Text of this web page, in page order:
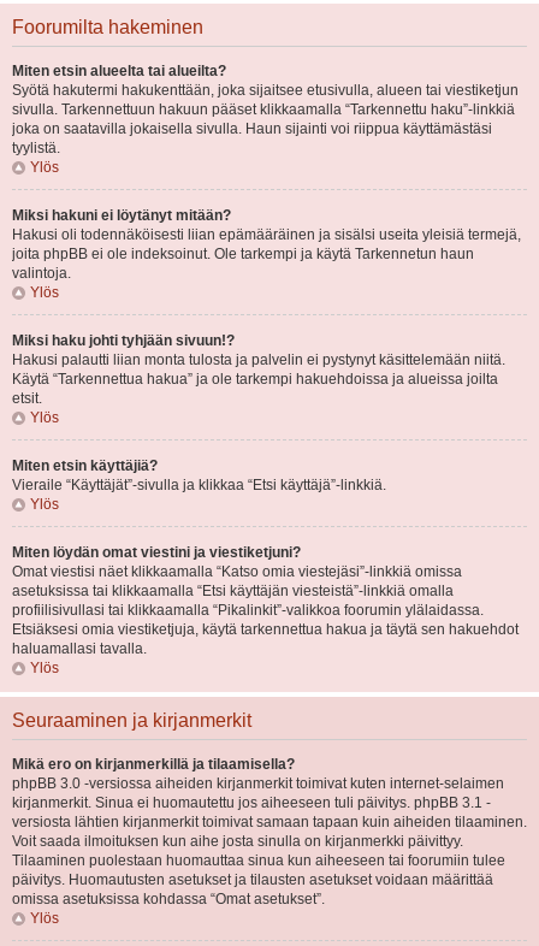
Foorumilta hakeminen
Miten etsin alueelta tai alueilta?
Syötä hakutermi hakukenttään, joka sijaitsee etusivulla, alueen tai viestiketjun
sivulla. Tarkennettuun hakuun pääset klikkaamalla “Tarkennettu haku”-linkkiä
joka on saatavilla jokaisella sivulla. Haun sijainti voi riippua käyttämästäsi
tyylistä.
Ylös
Miksi hakuni ei löytänyt mitään?
Hakusi oli todennäköisesti liian epämääräinen ja sisälsi useita yleisiä termejä,
joita phpBB ei ole indeksoinut. Ole tarkempi ja käytä Tarkennetun haun
valintoja.
Ylös
Miksi haku johti tyhjään sivuun!?
Hakusi palautti liian monta tulosta ja palvelin ei pystynyt käsittelemään niitä.
Käytä “Tarkennettua hakua” ja ole tarkempi hakuehdoissa ja alueissa joilta
etsit.
Ylös
Miten etsin käyttäjiä?
Vieraile “Käyttäjät”-sivulla ja klikkaa “Etsi käyttäjä”-linkkiä.
Ylös
Miten löydän omat viestini ja viestiketjuni?
Omat viestisi näet klikkaamalla “Katso omia viestejäsi”-linkkiä omissa
asetuksissa tai klikkaamalla “Etsi käyttäjän viesteistä”-linkkiä omalla
profiilisivullasi tai klikkaamalla “Pikalinkit”-valikkoa foorumin ylälaidassa.
Etsiäksesi omia viestiketjuja, käytä tarkennettua hakua ja täytä sen hakuehdot
haluamallasi tavalla.
Ylös
Seuraaminen ja kirjanmerkit
Mikä ero on kirjanmerkillä ja tilaamisella?
phpBB 3.0 -versiossa aiheiden kirjanmerkit toimivat kuten internet-selaimen
kirjanmerkit. Sinua ei huomautettu jos aiheeseen tuli päivitys. phpBB 3.1 -
versiosta lähtien kirjanmerkit toimivat samaan tapaan kuin aiheiden tilaaminen.
Voit saada ilmoituksen kun aihe josta sinulla on kirjanmerkki päivittyy.
Tilaaminen puolestaan huomauttaa sinua kun aiheeseen tai foorumiin tulee
päivitys. Huomautusten asetukset ja tilausten asetukset voidaan määrittää
omissa asetuksissa kohdassa “Omat asetukset”.
Ylös